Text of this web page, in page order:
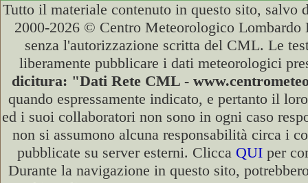
Tutto il materiale contenuto in questo sito, salvo
2000-2026 © Centro Meteorologico
senza l'autorizzazione scritta del CML. Le
liberamente pubblicare i dati meteorologici
dicitura: "Dati Rete CML -
quando espressamente indicato, e pertanto il
ed i suoi collaboratori non sono in ogni caso
non si assumono alcuna responsabilità circa i
pubblicate su server esterni. Clicca QUIper
Durante la navigazione in questo sito,